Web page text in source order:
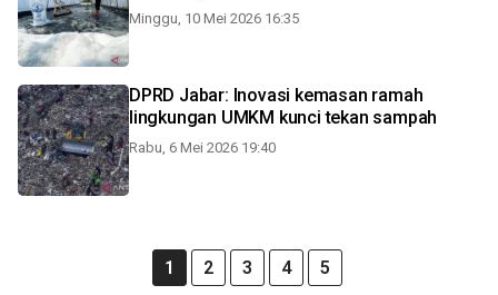
Minggu, 10 Mei 2026 16:35
DPRD Jabar: Inovasi kemasan ramah
lingkungan UMKM kunci tekan sampah
Rabu, 6 Mei 2026 19:40
1 2 3 4 5